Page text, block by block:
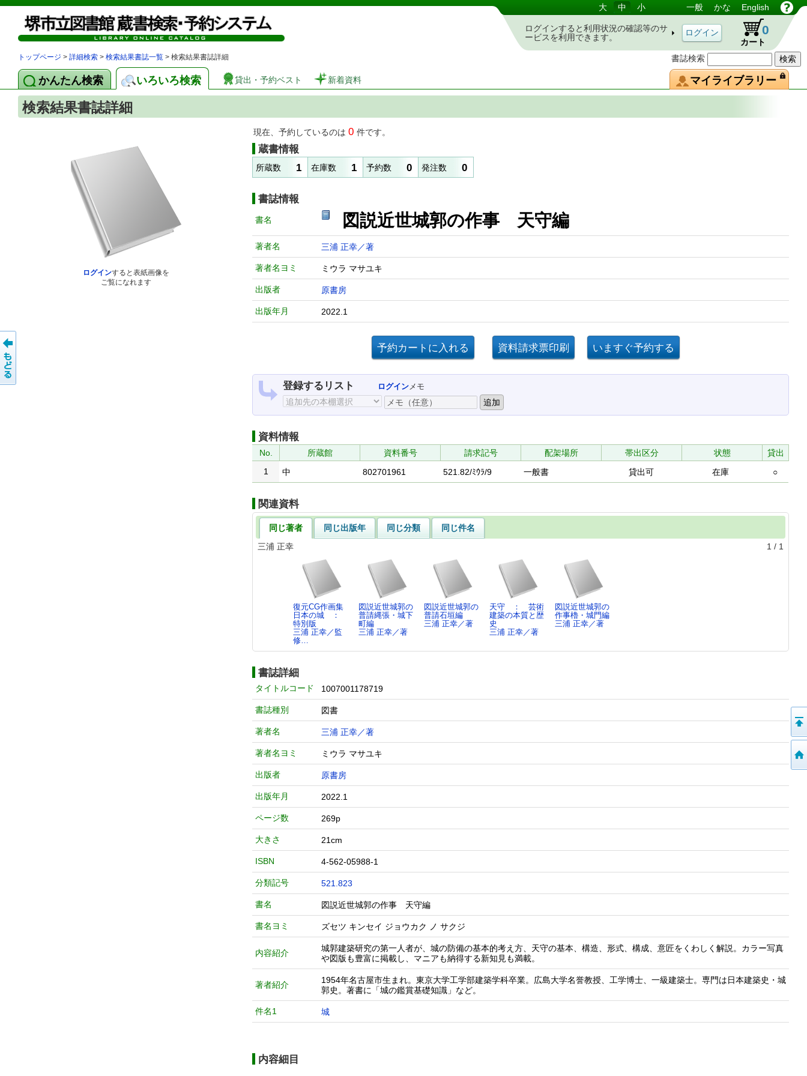
図書館 蔵書検索・予約システム
書誌検索
大 中 小 一般 かな English
ログインすると利用状況の確認等のサ
ービスを利用できます。
カート
0
トップページ > 詳細検索 > 検索結果書誌一覧 > 検索結果書誌詳細
かんたん検索 いろいろ検索 貸出・予約ベスト 新着資料 マイライブラリー
検索結果書誌詳細
ログインすると表紙画像を
ご覧になれます
現在、予約しているのは 0 件です。
蔵書情報
所蔵数 1 在庫数 1 予約数 0 発注数 0
書誌情報
書名 図説近世城郭の作事 天守編
著者名 三浦 正幸／著
著者名ヨミ ミウラ マサユキ
出版者 原書房
出版年月 2022.1
登録するリスト ログインメモ
資料情報
No. 所蔵館 資料番号 請求記号 配架場所 帯出区分 状態
貸出
1
中 802701961 521.82/ﾐｳﾗ/9 一般書 貸出可 在庫 ○
関連資料
同じ著者 同じ出版年 同じ分類
同じ件名
三浦 正幸
1 / 1
復元CG作画集
日本の城 ：
特別版
三浦 正幸／監
修…
図説近世城郭の
普請縄張・城下
町編
三浦 正幸／著
図説近世城郭の
普請石垣編
三浦 正幸／著
天守 ： 芸術
建築の本質と歴
史
三浦 正幸／著
図説近世城郭の
作事櫓・城門編
三浦 正幸／著
書誌詳細
タイトルコード 1007001178719
書誌種別 図書
著者名 三浦 正幸／著
著者名ヨミ ミウラ マサユキ
出版者 原書房
出版年月 2022.1
ページ数 269p
大きさ 21cm
ISBN 4-562-05988-1
分類記号 521.823
書名 図説近世城郭の作事 天守編
書名ヨミ ズセツ キンセイ ジョウカク ノ サクジ
内容紹介
城郭建築研究の第一人者が、城の防備の基本的考え方、天守の基本、構造、形式、構成、意匠をくわしく解説。カラー写真
や図版も豊富に掲載し、マニアも納得する新知見も満載。
著者紹介
1954年名古屋市生まれ。東京大学工学部建築学科卒業。広島大学名誉教授、工学博士、一級建築士。専門は日本建築史・城
郭史。著書に「城の鑑賞基礎知識」など。
件名1 城
内容細目